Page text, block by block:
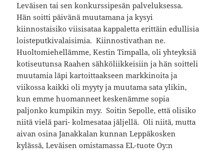
Leväisen tai sen konkurssipesän palveluksessa.
Hän soitti päivänä muutamana ja kysyi
kiinnostaisiko viisisataa kappaletta erittäin edullisia
loisteputkivalaisimia. Kiinnostivathan ne.
Huoltomiehellämme, Kestin Timpalla, oli yhteyksiä
kotiseutunsa Raahen sähköliikkeisiin ja hän soitteli
muutamia läpi kartoittaakseen markkinoita ja
viikossa kaikki oli myyty ja muutama sata ylikin,
kun emme huomanneet keskenämme sopia
paljonko kumpikin myy. Soitin Sepolle, että olisiko
niitä vielä pari- kolmesataa jäljellä. Oli niitä, mutta
aivan osina Janakkalan kunnan Leppäkosken
kylässä, Leväisen omistamassa EL-tuote Oy:n